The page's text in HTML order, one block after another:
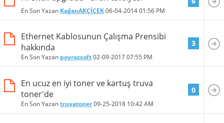
En Son Yazan KağanAKÇİÇEK06-04-201401:56 PM
Ethernet Kablosunun Çalışma Prensibi
hakkında
En Son Yazan poyrazsoft02-09-201707:55 PM
3
En ucuz en iyi toner ve kartuş truva
toner'de
En Son Yazantruvatoner09-25-2018 10:42 AM
0